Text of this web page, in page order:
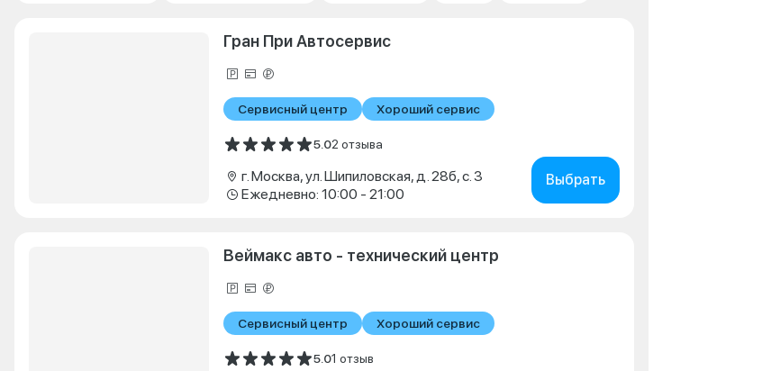
Гран При Автосервис
Сервисный центр Хороший сервис
5.02 отзыва
г. Москва, ул. Шипиловская, д. 28б, с. 3
Ежедневно: 10:00 - 21:00
Выбрать
Веймакс авто - технический центр
Сервисный центр Хороший сервис
5.01 отзыв